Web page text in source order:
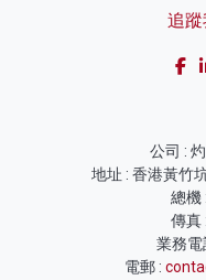
追
公司 :
地址 : 香港黃竹
總機
傳真
業務電
電郵 :